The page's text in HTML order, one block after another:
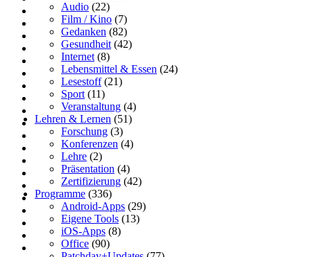
Audio (22)
Film / Kino (7)
Gedanken (82)
Gesundheit (42)
Internet (8)
Lebensmittel & Essen (24)
Lesestoff(21)
Sport (11)
Veranstaltung (4)
Lehren & Lernen (51)
Forschung (3)
Konferenzen (4)
Lehre (2)
Präsentation (4)
Zertifizierung (42)
Programme (336)
Android-Apps (29)
Eigene Tools (13)
iOS-Apps (8)
Office (90)